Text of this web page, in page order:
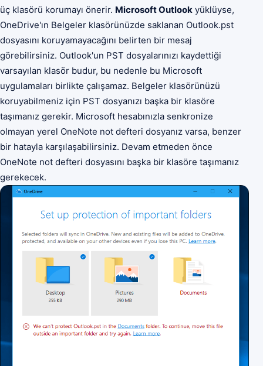
üç klasörü korumayı önerir. Microsoft Outlook yüklüyse,
OneDrive'ın Belgeler klasörünüzde saklanan Outlook.pst
dosyasını koruyamayacağını belirten bir mesaj
görebilirsiniz. Outlook'un PST dosyalarınızı kaydettiği
varsayılan klasör budur, bu nedenle bu Microsoft
uygulamaları birlikte çalışamaz. Belgeler klasörünüzü
koruyabilmeniz için PST dosyanızı başka bir klasöre
taşımanız gerekir. Microsoft hesabınızla senkronize
olmayan yerel OneNote not defteri dosyanız varsa, benzer
bir hatayla karşılaşabilirsiniz. Devam etmeden önce
OneNote not defteri dosyasını başka bir klasöre taşımanız
gerekecek.